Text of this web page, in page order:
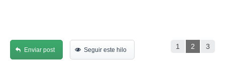
1 2 3
Enviar post Seguir este hilo